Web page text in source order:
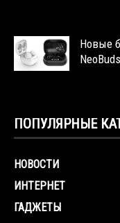
Новые
ПОПУЛЯРНЫЕ
НОВОСТИ
ИНТЕРНЕТ
ГАДЖЕТЫ